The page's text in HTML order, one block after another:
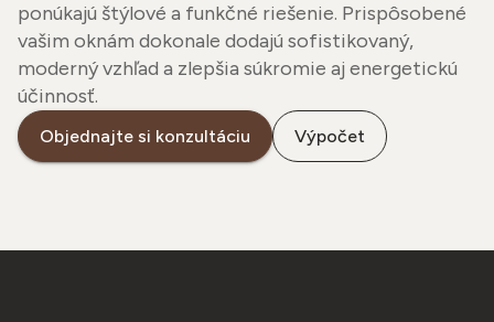
ponúkajú štýlové a funkčné riešenie. Prispôsobené
vašim oknám dokonale dodajú sofistikovaný,
moderný vzhľad a zlepšia súkromie aj energetickú
účinnosť.
Objednajte si konzultáciu Výpočet